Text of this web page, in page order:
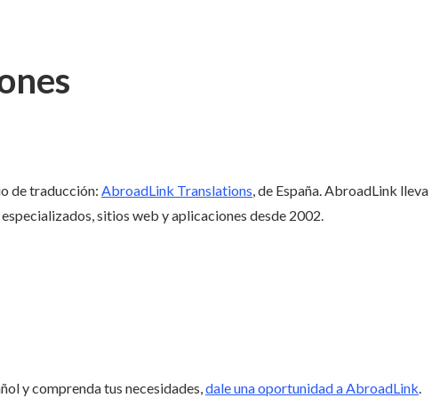
de traducción: AbroadLink Translations, de España. AbroadLink lleva
sitios web y aplicaciones desde 2002.
y comprenda tus necesidades,dale una oportunidad a AbroadLink.